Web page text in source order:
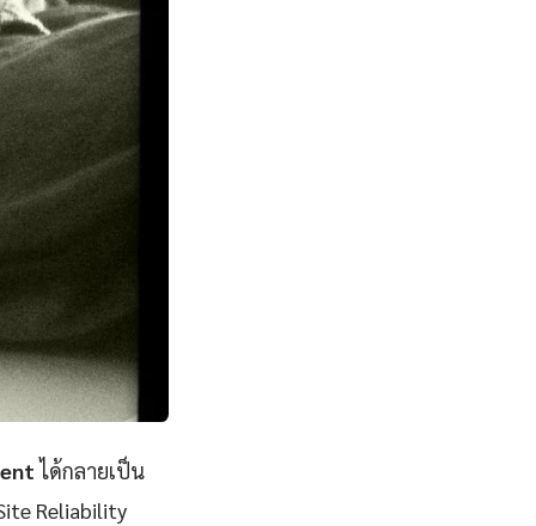
ได้กลายเป็น
Reliability